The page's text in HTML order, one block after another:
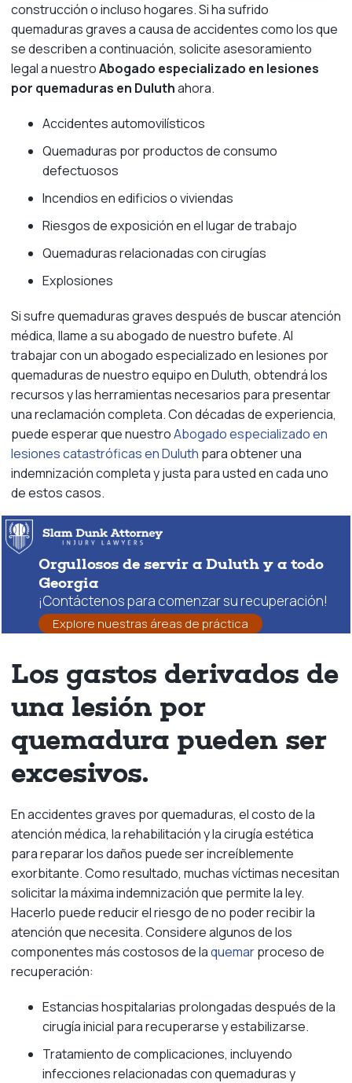
construcción o incluso hogares. Si ha sufrido
quemaduras graves a causa de accidentes como los que
se describen a continuación, solicite asesoramiento
legal a nuestroAbogado especializado en lesiones
por quemaduras en Duluthahora.
Accidentes automovilísticos
Quemaduras por productos de consumo
defectuosos
Incendios en edificios o viviendas
Riesgos de exposición en el lugar de trabajo
Quemaduras relacionadas con cirugías
Explosiones
Si sufre quemaduras graves después de buscar atención
médica, llame a su abogado de nuestro bufete. Al
trabajar con un abogado especializado en lesiones por
quemaduras de nuestro equipo en Duluth, obtendrá los
recursos y las herramientas necesarios para presentar
una reclamación completa. Con décadas de experiencia,
puede esperar que nuestroAbogado especializado en
lesiones catastróficas en Duluth para obtener una
indemnización completa y justa para usted en cada uno
de estos casos.
Orgullosos de servir a Duluth y a todo
Georgia
¡Contáctenos para comenzar su recuperación!
Explore nuestras áreas de práctica
Los gastos derivados de
una lesión por
quemadura pueden ser
excesivos.
En accidentes graves por quemaduras, el costo de la
atención médica, la rehabilitación y la cirugía estética
para reparar los daños puede ser increíblemente
exorbitante. Como resultado, muchas víctimas necesitan
solicitar la máxima indemnización que permite la ley.
Hacerlo puede reducir el riesgo de no poder recibir la
atención que necesita. Considere algunos de los
componentes más costosos de laquemarproceso de
recuperación:
Estancias hospitalarias prolongadas después de la
cirugía inicial para recuperarse y estabilizarse.
Tratamiento de complicaciones, incluyendo
infecciones relacionadas con quemaduras y